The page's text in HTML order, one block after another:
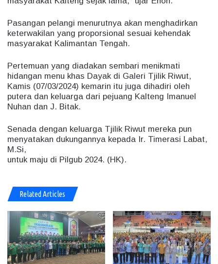
Pasangan pelangi menurutnya akan menghadirkan
keterwakilan yang proporsional sesuai kehendak
masyarakat Kalimantan Tengah.
Pertemuan yang diadakan sembari menikmati
hidangan menu khas Dayak di Galeri Tjilik Riwut,
Kamis (07/03/2024) kemarin itu juga dihadiri oleh
putera dan keluarga dari pejuang Kalteng Imanuel
Nuhan dan J. Bitak.
Senada dengan keluarga Tjilik Riwut mereka pun
menyatakan dukungannya kepada Ir. Timerasi Labat,
M.Si,
untuk maju di Pilgub 2024. (HK).
Related Articles